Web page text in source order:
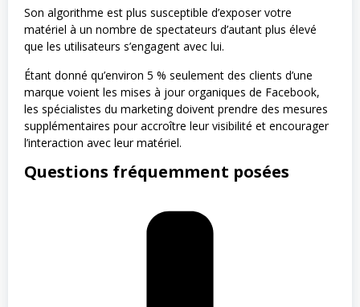
Son algorithme est plus susceptible d’exposer votre
matériel à un nombre de spectateurs d’autant plus élevé
que les utilisateurs s’engagent avec lui.
Étant donné qu’environ 5 % seulement des clients d’une
marque voient les mises à jour organiques de Facebook,
les spécialistes du marketing doivent prendre des mesures
supplémentaires pour accroître leur visibilité et encourager
l’interaction avec leur matériel.
Questions fréquemment posées